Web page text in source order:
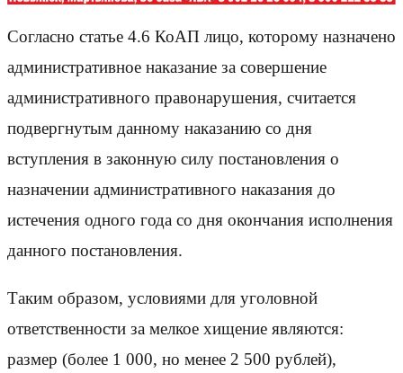
Согласно статье 4.6 КоАП лицо, которому назначено
административное наказание за совершение
административного правонарушения, считается
подвергнутым данному наказанию со дня
вступления в законную силу постановления о
назначении административного наказания до
истечения одного года со дня окончания исполнения
данного постановления.
Таким образом, условиями для уголовной
ответственности за мелкое хищение являются:
размер (более 1 000, но менее 2 500 рублей),